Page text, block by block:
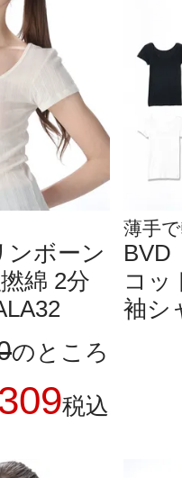
ンボーン
綿 2分
のところ
税込
薄手
BVD
コッ
袖シ